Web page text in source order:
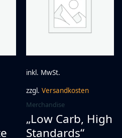
inkl. MwSt.
zzgl. Versandkosten
Merchandise
„Low Carb, High
Standards“